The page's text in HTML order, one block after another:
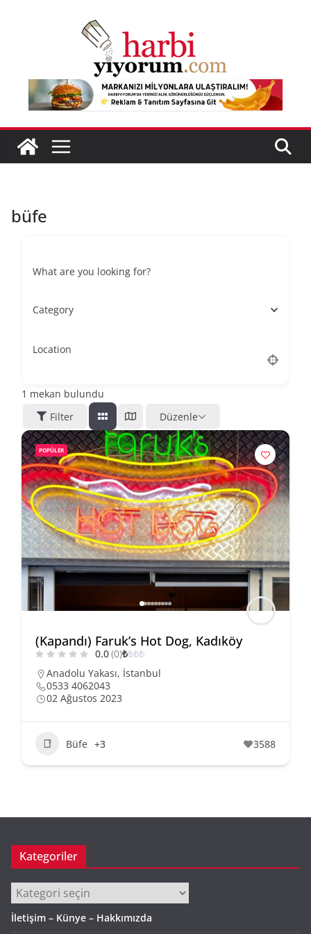
büfe
What are you looking for?
Category
Location
1 mekan bulundu
Filter
Düzenle
POPÜLER
(Kapandı) Faruk’s Hot Dog, Kadıköy
0.0(0)₺₺₺₺
Anadolu Yakası, İstanbul
0533 4062043
02 Ağustos 2023
Büfe +3 3588
Kategoriler
Kategoriler
İletişim – Künye – Hakkımızda